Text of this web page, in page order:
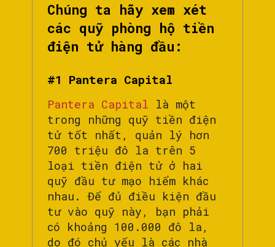
Chúng ta hãy xem xét
các quỹ phòng hộ tiền
điện tử hàng đầu:
#1 Pantera Capital
Pantera Capital là một
trong những quỹ tiền điện
tử tốt nhất, quản lý hơn
700 triệu đô la trên 5
loại tiền điện tử ở hai
quỹ đầu tư mạo hiểm khác
nhau. Để đủ điều kiện đầu
tư vào quỹ này, bạn phải
có khoảng 100.000 đô la,
do đó chủ yếu là các nhà